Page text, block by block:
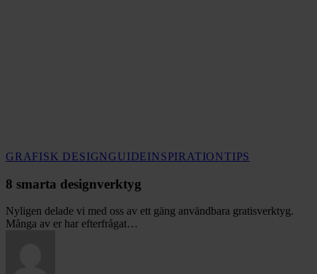
GRAFISK DESIGNGUIDEINSPIRATIONTIPS
8 smarta designverktyg
Nyligen delade vi med oss av ett gäng användbara gratisverktyg.
Många av er har efterfrågat…